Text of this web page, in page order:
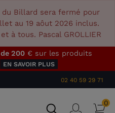
Billard sera fermé pour
au 19 aôut 2026 inclus.
à tous. Pascal GROLLIER
200 € sur les produits
EN SAVOIR PLUS
02 40 59 29 71
0